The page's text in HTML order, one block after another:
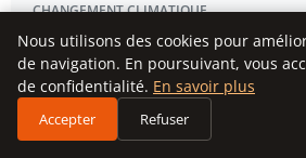
CHANGEMENT CLIMATIQUE
Au cœur de la crise
conférence mondiale en
tourner la page des énergies
EN BREF Conférence mondiale co-
Nous utilisons des cookies pour
de navigation. En poursuivant, vous
de confidentialité. En savoir plus
Accepter Refuser